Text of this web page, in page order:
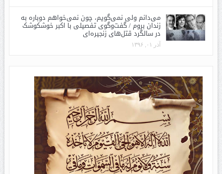
می‌دانم ولی نمی‌گویم، چون نمی‌خواهم دوباره به
زندان بروم / گفت‌وگوی تفصیلی با اکبر خوشکوشک
در سالگرد قتل‌های زنجیره‌ای
آذر ۰۱, ۱۳۹۶